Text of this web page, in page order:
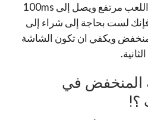
في اللعب مرتفع ويصل إلى 100ms
لست بحاجة إلى شراء إلى
ويكفي ان تكون الشاشة
المنخفض في
؟!